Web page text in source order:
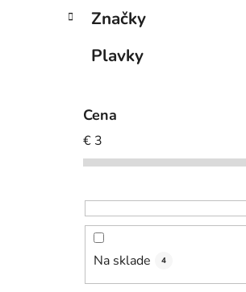
Značky
Plavky
Cena
€ 3
Na sklade 4